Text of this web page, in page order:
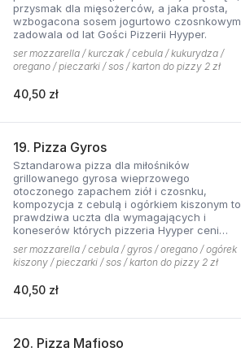
przysmak dla mięsożerców, a jaka prosta,
wzbogacona sosem jogurtowo czosnkowym
zadowala od lat Gości Pizzerii Hyyper.
ser mozzarella / kurczak / cebula / kukurydza /
oregano / pieczarki / sos / karton do pizzy 2 zł
40,50 zł
19. Pizza Gyros
Sztandarowa pizza dla miłośników
grillowanego gyrosa wieprzowego
otoczonego zapachem ziół i czosnku,
kompozycja z cebulą i ogórkiem kiszonym to
prawdziwa uczta dla wymagających i
koneserów których pizzeria Hyyper ceni
najbardziej. . Chodzą słuchy, że gyros Hyyper
jest najlepszy w mieście
ser mozzarella / cebula / gyros / oregano / ogórek
kiszony / pieczarki / sos / karton do pizzy 2 zł
40,50 zł
20. Pizza Mafioso